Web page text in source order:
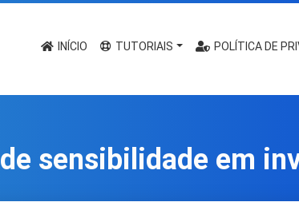
INÍCIO TUTORIAIS POLÍTICA DE
sensibilidade em